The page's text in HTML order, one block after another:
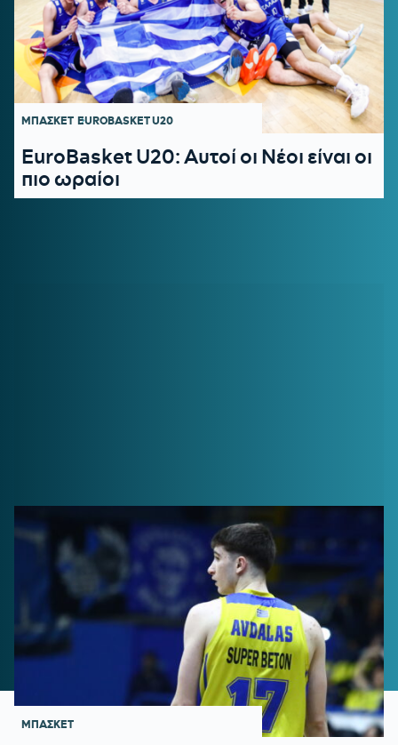
ΜΠΑΣΚΕΤ EUROBASKET U20
EuroBasket U20: Αυτοί οι Νέοι είναι οι
πιο ωραίοι
ΜΠΑΣΚΕΤ